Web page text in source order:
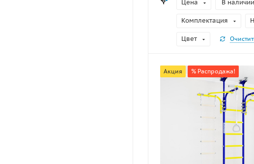
Цена В наличии
Комплектация
Цвет
Акция % Распродажа!